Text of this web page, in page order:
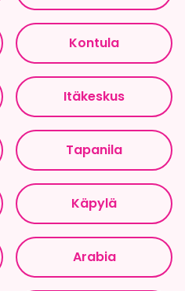
Kontula
Itäkeskus
Tapanila
Käpylä
Arabia